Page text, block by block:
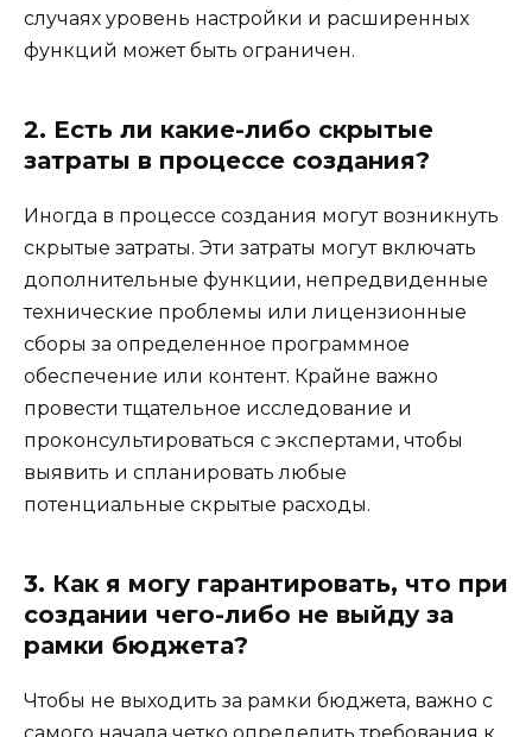
случаях уровень настройки и расширенных
функций может быть ограничен.
2. Есть ли какие-либо скрытые
затраты в процессе создания?
Иногда в процессе создания могут возникнуть
скрытые затраты. Эти затраты могут включать
дополнительные функции, непредвиденные
технические проблемы или лицензионные
сборы за определенное программное
обеспечение или контент. Крайне важно
провести тщательное исследование и
проконсультироваться с экспертами, чтобы
выявить и спланировать любые
потенциальные скрытые расходы.
3. Как я могу гарантировать, что при
создании чего-либо не выйду за
рамки бюджета?
Чтобы не выходить за рамки бюджета, важно с